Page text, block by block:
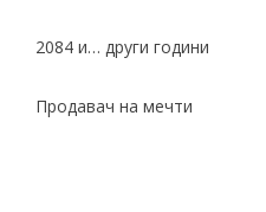
2084 и… други години
Продавач на мечти